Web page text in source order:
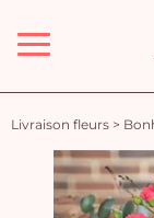
Menu
Livraison fleurs >